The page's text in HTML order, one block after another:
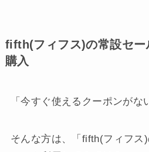
fifth(フィフス)の常設セー
購入
「今すぐ使えるクーポンがな
そんな方は、「fifth(フィフス